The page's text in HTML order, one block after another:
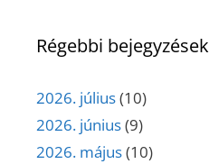
Régebbi bejegyzések
2026. július(10)
2026. június(9)
2026. május(10)